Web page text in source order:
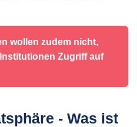
wollen zudem nicht,
Zugriff auf
- Was ist